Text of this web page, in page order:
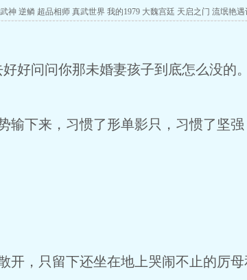
神 逆鳞 超品相师 真武世界 我的1979 大魏宫廷 天启之门 流氓艳遇
好问问你那未婚妻孩子到底怎么没的
输下来，习惯了形单影只，习惯了坚
开，只留下还坐在地上哭闹不止的厉